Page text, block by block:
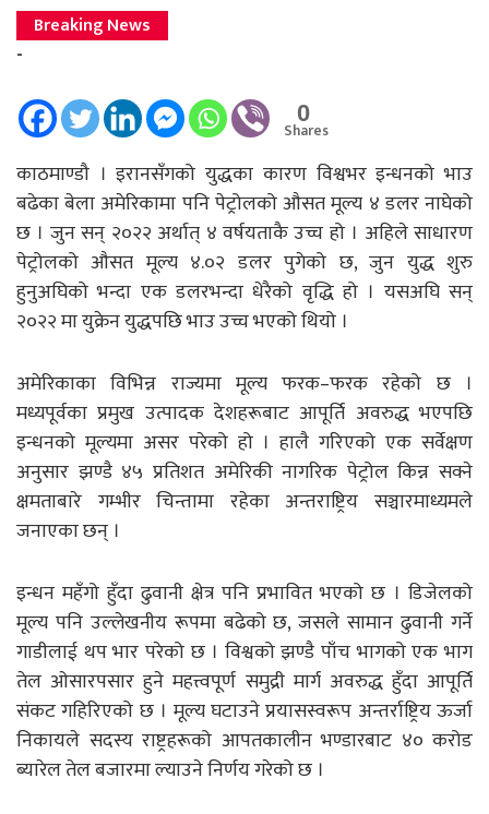
Breaking News
-
0
Shares
काठमाण्डौ । इरानसँगको युद्धका कारण विश्वभर इन्धनको भाउ
बढेका बेला अमेरिकामा पनि पेट्रोलको औसत मूल्य ४ डलर नाघेको
छ । जुन सन् २०२२ अर्थात् ४ वर्षयताकै उच्च हो । अहिले साधारण
पेट्रोलको औसत मूल्य ४.०२ डलर पुगेको छ, जुन युद्ध शुरु
हुनुअघिको भन्दा एक डलरभन्दा धेरैको वृद्धि हो । यसअघि सन्
२०२२ मा युक्रेन युद्धपछि भाउ उच्च भएको थियो ।
अमेरिकाका विभिन्न राज्यमा मूल्य फरक–फरक रहेको छ ।
मध्यपूर्वका प्रमुख उत्पादक देशहरूबाट आपूर्ति अवरुद्ध भएपछि
इन्धनको मूल्यमा असर परेको हो । हालै गरिएको एक सर्वेक्षण
अनुसार झण्डै ४५ प्रतिशत अमेरिकी नागरिक पेट्रोल किन्न सक्ने
क्षमताबारे गम्भीर चिन्तामा रहेका अन्तराष्ट्रिय सञ्चारमाध्यमले
जनाएका छन् ।
इन्धन महँगो हुँदा ढुवानी क्षेत्र पनि प्रभावित भएको छ । डिजेलको
मूल्य पनि उल्लेखनीय रूपमा बढेको छ, जसले सामान ढुवानी गर्ने
गाडीलाई थप भार परेको छ । विश्वको झण्डै पाँच भागको एक भाग
तेल ओसारपसार हुने महत्त्वपूर्ण समुद्री मार्ग अवरुद्ध हुँदा आपूर्ति
संकट गहिरिएको छ । मूल्य घटाउने प्रयासस्वरूप अन्तर्राष्ट्रिय ऊर्जा
निकायले सदस्य राष्ट्रहरूको आपतकालीन भण्डारबाट ४० करोड
ब्यारेल तेल बजारमा ल्याउने निर्णय गरेको छ ।